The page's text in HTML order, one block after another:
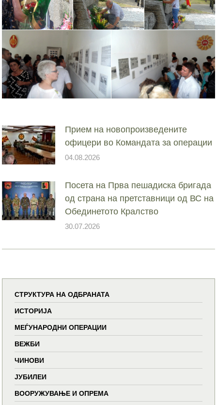
Прием на новопроизведените
офицери во Командата за операции
04.08.2026
Посета на Прва пешадиска бригада
од страна на претставници од ВС на
Обединетото Кралство
30.07.2026
СТРУКТУРА НА ОДБРАНАТА
ИСТОРИЈА
МЕЃУНАРОДНИ ОПЕРАЦИИ
ВЕЖБИ
ЧИНОВИ
ЈУБИЛЕИ
ВООРУЖУВАЊЕ И ОПРЕМА